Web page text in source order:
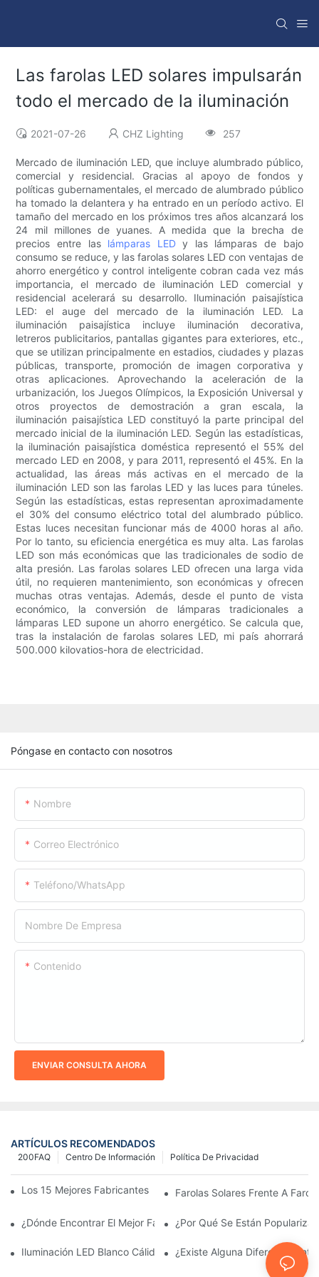
Las farolas LED solares impulsarán
todo el mercado de la iluminación
2021-07-26 CHZ Lighting 257
Mercado de iluminación LED, que incluye alumbrado público,
comercial y residencial. Gracias al apoyo de fondos y
políticas gubernamentales, el mercado de alumbrado público
ha tomado la delantera y ha entrado en un período activo. El
tamaño del mercado en los próximos tres años alcanzará los
24 mil millones de yuanes. A medida que la brecha de
precios entre las lámparas LEDy las lámparas de bajo
consumo se reduce, y las farolas solares LED con ventajas de
ahorro energético y control inteligente cobran cada vez más
importancia, el mercado de iluminación LED comercial y
residencial acelerará su desarrollo. Iluminación paisajística
LED: el auge del mercado de la iluminación LED. La
iluminación paisajística incluye iluminación decorativa,
letreros publicitarios, pantallas gigantes para exteriores, etc.,
que se utilizan principalmente en estadios, ciudades y plazas
públicas, transporte, promoción de imagen corporativa y
otras aplicaciones. Aprovechando la aceleración de la
urbanización, los Juegos Olímpicos, la Exposición Universal y
otros proyectos de demostración a gran escala, la
iluminación paisajística LED constituyó la parte principal del
mercado inicial de la iluminación LED. Según las estadísticas,
la iluminación paisajística doméstica representó el 55% del
mercado LED en 2008, y para 2011, representó el 45%. En la
actualidad, las áreas más activas en el mercado de la
iluminación LED son las farolas LED y las luces para túneles.
Según las estadísticas, estas representan aproximadamente
el 30% del consumo eléctrico total del alumbrado público.
Estas luces necesitan funcionar más de 4000 horas al año.
Por lo tanto, su eficiencia energética es muy alta. Las farolas
LED son más económicas que las tradicionales de sodio de
alta presión. Las farolas solares LED ofrecen una larga vida
útil, no requieren mantenimiento, son económicas y ofrecen
muchas otras ventajas. Además, desde el punto de vista
económico, la conversión de lámparas tradicionales a
lámparas LED supone un ahorro energético. Se calcula que,
tras la instalación de farolas solares LED, mi país ahorrará
500.000 kilovatios-hora de electricidad.
Póngase en contacto con nosotros
Nombre
Correo Electrónico
Teléfono/WhatsApp
Nombre De Empresa
Contenido
ENVIAR CONSULTA AHORA
ARTÍCULOS RECOMENDADOS
Política De Privacidad
Centro De Información
200FAQ
Los 15 Mejores Fabricantes De Farolas Solares Del Mundo
Farolas Solares Frente A
¿Dónde Encontrar El Mejor Fabricante De Farolas Solares?
¿Por Qué Se Están
Iluminación LED Blanco Cálido Vs. Blanco Suave
¿Existe Alguna Diferencia